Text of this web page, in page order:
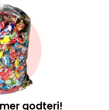
godteri!